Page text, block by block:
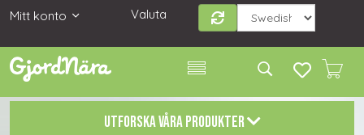
Mitt konto Valuta
UTFORSKA VÅRA PRODUKTER